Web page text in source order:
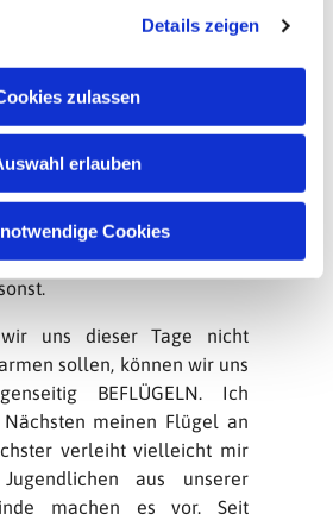
Details zeigen
zulassen
erlauben
Cookies
so konkret nichts. Aber sie
Magdalena und die
die Botschaft von der
Jesu zu den Jünger_innen.
ist vieles leichter … damals
gerade in einer Zeit, in der
uns dieser Tage nicht
sollen, können wir uns
BEFLÜGELN. Ich
meinen Flügel an
verleiht vielleicht mir
aus unserer
machen es vor. Seit